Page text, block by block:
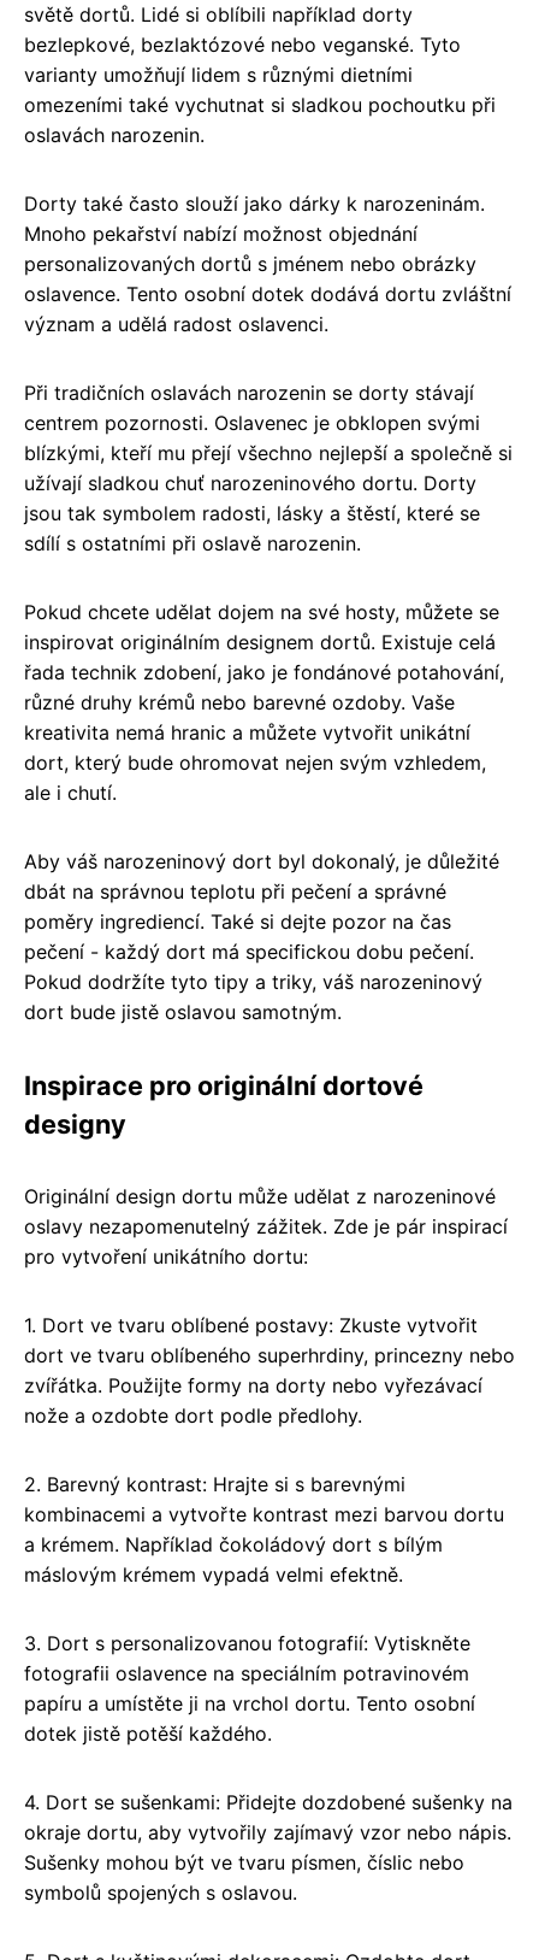
světě dortů. Lidé si oblíbili například dorty
bezlepkové, bezlaktózové nebo veganské. Tyto
varianty umožňují lidem s různými dietními
omezeními také vychutnat si sladkou pochoutku při
oslavách narozenin.
Dorty také často slouží jako dárky k narozeninám.
Mnoho pekařství nabízí možnost objednání
personalizovaných dortů s jménem nebo obrázky
oslavence. Tento osobní dotek dodává dortu zvláštní
význam a udělá radost oslavenci.
Při tradičních oslavách narozenin se dorty stávají
centrem pozornosti. Oslavenec je obklopen svými
blízkými, kteří mu přejí všechno nejlepší a společně si
užívají sladkou chuť narozeninového dortu. Dorty
jsou tak symbolem radosti, lásky a štěstí, které se
sdílí s ostatními při oslavě narozenin.
Pokud chcete udělat dojem na své hosty, můžete se
inspirovat originálním designem dortů. Existuje celá
řada technik zdobení, jako je fondánové potahování,
různé druhy krémů nebo barevné ozdoby. Vaše
kreativita nemá hranic a můžete vytvořit unikátní
dort, který bude ohromovat nejen svým vzhledem,
ale i chutí.
Aby váš narozeninový dort byl dokonalý, je důležité
dbát na správnou teplotu při pečení a správné
poměry ingrediencí. Také si dejte pozor na čas
pečení - každý dort má specifickou dobu pečení.
Pokud dodržíte tyto tipy a triky, váš narozeninový
dort bude jistě oslavou samotným.
Inspirace pro originální dortové
designy
Originální design dortu může udělat z narozeninové
oslavy nezapomenutelný zážitek. Zde je pár inspirací
pro vytvoření unikátního dortu:
1. Dort ve tvaru oblíbené postavy: Zkuste vytvořit
dort ve tvaru oblíbeného superhrdiny, princezny nebo
zvířátka. Použijte formy na dorty nebo vyřezávací
nože a ozdobte dort podle předlohy.
2. Barevný kontrast: Hrajte si s barevnými
kombinacemi a vytvořte kontrast mezi barvou dortu
a krémem. Například čokoládový dort s bílým
máslovým krémem vypadá velmi efektně.
3. Dort s personalizovanou fotografií: Vytiskněte
fotografii oslavence na speciálním potravinovém
papíru a umístěte ji na vrchol dortu. Tento osobní
dotek jistě potěší každého.
4. Dort se sušenkami: Přidejte dozdobené sušenky na
okraje dortu, aby vytvořily zajímavý vzor nebo nápis.
Sušenky mohou být ve tvaru písmen, číslic nebo
symbolů spojených s oslavou.